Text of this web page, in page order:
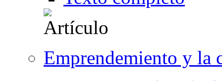
Emprendemiento y